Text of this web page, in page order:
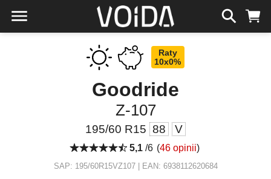
Raty
10x0%
Goodride
Z-107
195/60 R15 88 V
5,1/6 (46 opinii)
SAP: 195/60R15VZ107 | EAN: 6938112620684